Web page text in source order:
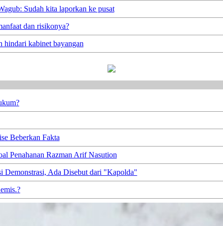
Sudah kita laporkan ke pusat
dan risikonya?
hindari kabinet bayangan
Beberkan Fakta
Penahanan Razman Arif Nasution
Ada Disebut dari "Kapolda"